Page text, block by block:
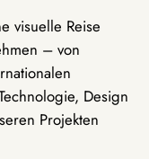
visuelle Reise
– von
Design
Projekten